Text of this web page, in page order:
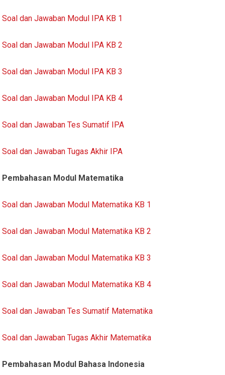
Soal dan Jawaban Modul IPA KB 1
Soal dan Jawaban Modul IPA KB 2
Soal dan Jawaban Modul IPA KB 3
Soal dan Jawaban Modul IPA KB 4
Soal dan Jawaban Tes Sumatif IPA
Soal dan Jawaban Tugas Akhir IPA
Pembahasan Modul Matematika
Soal dan Jawaban Modul Matematika KB 1
Soal dan Jawaban Modul Matematika KB 2
Soal dan Jawaban Modul Matematika KB 3
Soal dan Jawaban Modul Matematika KB 4
Soal dan Jawaban Tes Sumatif Matematika
Soal dan Jawaban Tugas Akhir Matematika
Pembahasan Modul Bahasa Indonesia